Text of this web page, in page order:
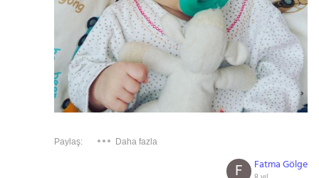
Paylaş: Daha fazla
Fatma Gölge
F